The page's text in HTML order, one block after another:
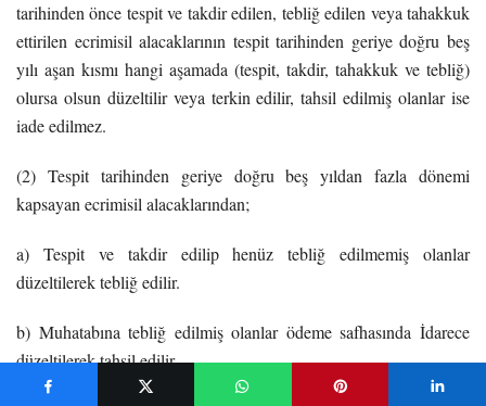
tarihinden önce tespit ve takdir edilen, tebliğ edilen veya tahakkuk
ettirilen ecrimisil alacaklarının tespit tarihinden geriye doğru beş
yılı aşan kısmı hangi aşamada (tespit, takdir, tahakkuk ve tebliğ)
olursa olsun düzeltilir veya terkin edilir, tahsil edilmiş olanlar ise
iade edilmez.
(2) Tespit tarihinden geriye doğru beş yıldan fazla dönemi
kapsayan ecrimisil alacaklarından;
a) Tespit ve takdir edilip henüz tebliğ edilmemiş olanlar
düzeltilerek tebliğ edilir.
b) Muhatabına tebliğ edilmiş olanlar ödeme safhasında İdarece
düzeltilerek tahsil edilir.